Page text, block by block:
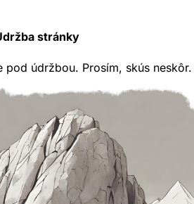
stránky
pod údržbou. Prosím, skús neskôr.